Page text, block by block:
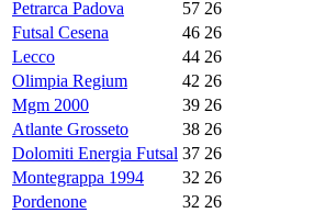
Petrarca Padova
57 26
Futsal Cesena
46 26
Lecco
44 26
Olimpia Regium
42 26
Mgm 2000
39 26
Atlante Grosseto
38 26
Dolomiti Energia Futsal 37 26
Montegrappa 1994
32 26
Pordenone
32 26